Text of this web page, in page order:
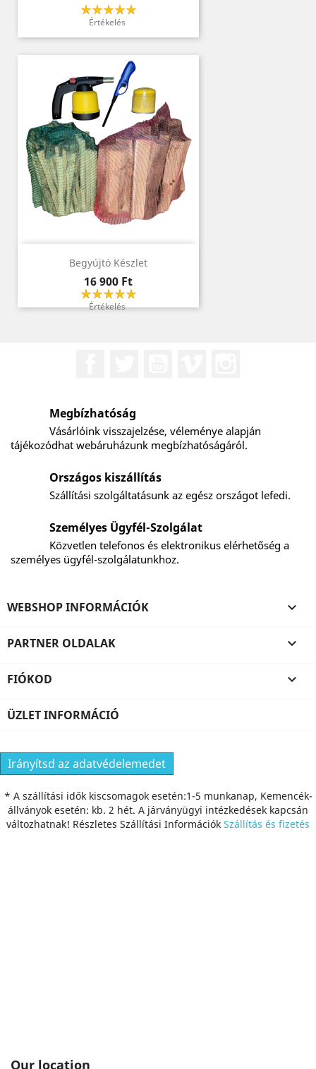
Értékelés
Begyújtó Készlet
Ár
16 900 Ft
Értékelés
Megbízhatóság
Vásárlóink visszajelzése, véleménye alapján
tájékozódhat webáruházunk megbízhatóságáról.
Országos kiszállítás
Szállítási szolgáltatásunk az egész országot lefedi.
Személyes Ügyfél-Szolgálat
Közvetlen telefonos és elektronikus elérhetőség a
személyes ügyfél-szolgálatunkhoz.
WEBSHOP INFORMÁCIÓK 
PARTNER OLDALAK 
FIÓKOD 
ÜZLET INFORMÁCIÓ
Irányítsd az adatvédelemedet
* A szállítási idők kiscsomagok esetén:1-5 munkanap, Kemencék-
állványok esetén: kb. 2 hét. A járványügyi intézkedések kapcsán
változhatnak! Részletes Szállítási Információk Szállítás és fizetés
Our location